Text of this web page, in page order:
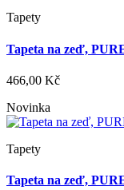
Tapety
Tapeta na zeď,
466,00 Kč
Novinka
Tapety
Tapeta na zeď,